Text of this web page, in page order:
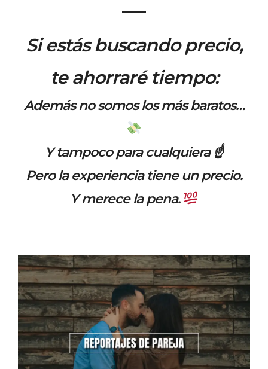
Si estás buscando precio,
te ahorraré tiempo:
Además no somos los más baratos…
Y tampoco para cualquiera ☝️
Pero la experiencia tiene un precio.
Y merece la pena.